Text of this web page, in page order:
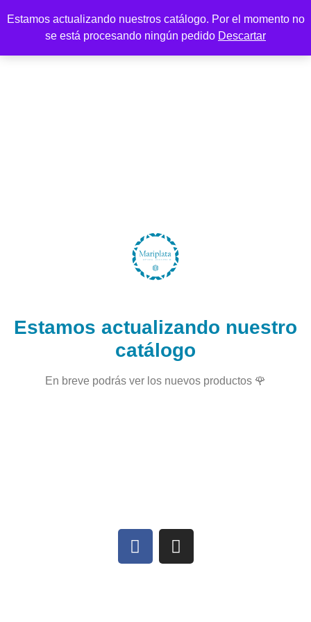
Estamos actualizando nuestros catálogo. Por el momento no
se está procesando ningún pedido Descartar
Estamos actualizando nuestro
catálogo
En breve podrás ver los nuevos productos 🌹